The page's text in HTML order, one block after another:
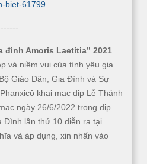
biet-61799
đình Amoris Laetitia” 2021
và niềm vui của tình yêu gia
Giáo Dân, Gia Đình và Sự
khai mạc dịp Lễ Thánh
ngày 26/6/2022 trong dịp
Đình lần thứ 10 diễn ra tại
và áp dụng, xin nhấn vào